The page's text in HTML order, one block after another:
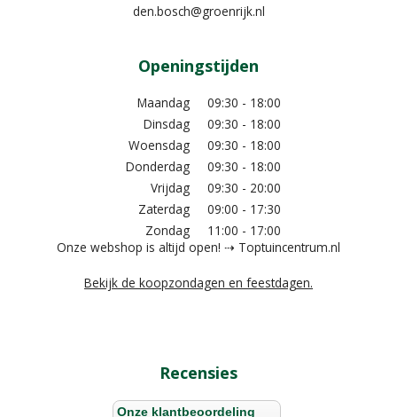
den.bosch@groenrijk.nl
Openingstijden
Maandag
09:30 - 18:00
Dinsdag
09:30 - 18:00
Woensdag
09:30 - 18:00
Donderdag
09:30 - 18:00
Vrijdag
09:30 - 20:00
Zaterdag
09:00 - 17:30
Zondag
11:00 - 17:00
Onze webshop is altijd open! ⇢ Toptuincentrum.nl
Bekijk de koopzondagen en feestdagen.
Recensies